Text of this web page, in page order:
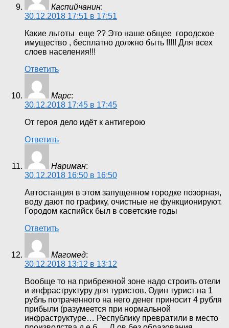
Каспийчанин:
30.12.2018 17:51 в 17:51
Какие льготы еще ?? Это наше общее городское
имущество , бесплатно должно быть !!!!! Для всех
слоев населения!!!
Ответить
Марс:
30.12.2018 17:45 в 17:45
От героя дело идёт к антигерою
Ответить
Нариман:
30.12.2018 16:50 в 16:50
Автостанция в этом запущенном городке позорная,
воду дают по графику, очистные не функционируют.
Городом каспийск был в советские годы
Ответить
Магомед:
30.12.2018 13:12 в 13:12
Вообще то на прибрежной зоне надо строить отели
и инфраструктуру для туристов. Один турист на 1
рубль потраченного на него денег приносит 4 рубля
прибыли (разумеется при нормальной
инфраструктуре… Республику превратили в место